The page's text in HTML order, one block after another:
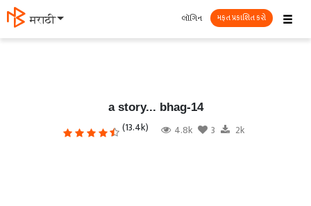
தமிழ் ☰
લૉગિન મફત પ્રકાશિત કરો
a story... bhag-14
(13.4k) 4.8k 3 2k